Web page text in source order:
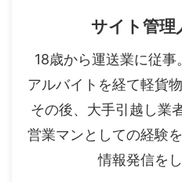
サイト管理
18歳から運送業に従
アルバイトを経て軽貨
その後、大手引越し業
営業マンとしての経験
情報発信を